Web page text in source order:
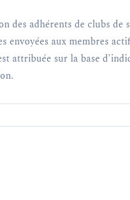
des adhérents de clubs de
envoyées aux membres
attribuée sur la base